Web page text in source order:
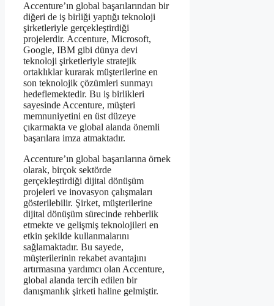
Accenture’ın global başarılarından bir
diğeri de iş birliği yaptığı teknoloji
şirketleriyle gerçekleştirdiği
projelerdir. Accenture, Microsoft,
Google, IBM gibi dünya devi
teknoloji şirketleriyle stratejik
ortaklıklar kurarak müşterilerine en
son teknolojik çözümleri sunmayı
hedeflemektedir. Bu iş birlikleri
sayesinde Accenture, müşteri
memnuniyetini en üst düzeye
çıkarmakta ve global alanda önemli
başarılara imza atmaktadır.
Accenture’ın global başarılarına örnek
olarak, birçok sektörde
gerçekleştirdiği dijital dönüşüm
projeleri ve inovasyon çalışmaları
gösterilebilir. Şirket, müşterilerine
dijital dönüşüm sürecinde rehberlik
etmekte ve gelişmiş teknolojileri en
etkin şekilde kullanmalarını
sağlamaktadır. Bu sayede,
müşterilerinin rekabet avantajını
artırmasına yardımcı olan Accenture,
global alanda tercih edilen bir
danışmanlık şirketi haline gelmiştir.